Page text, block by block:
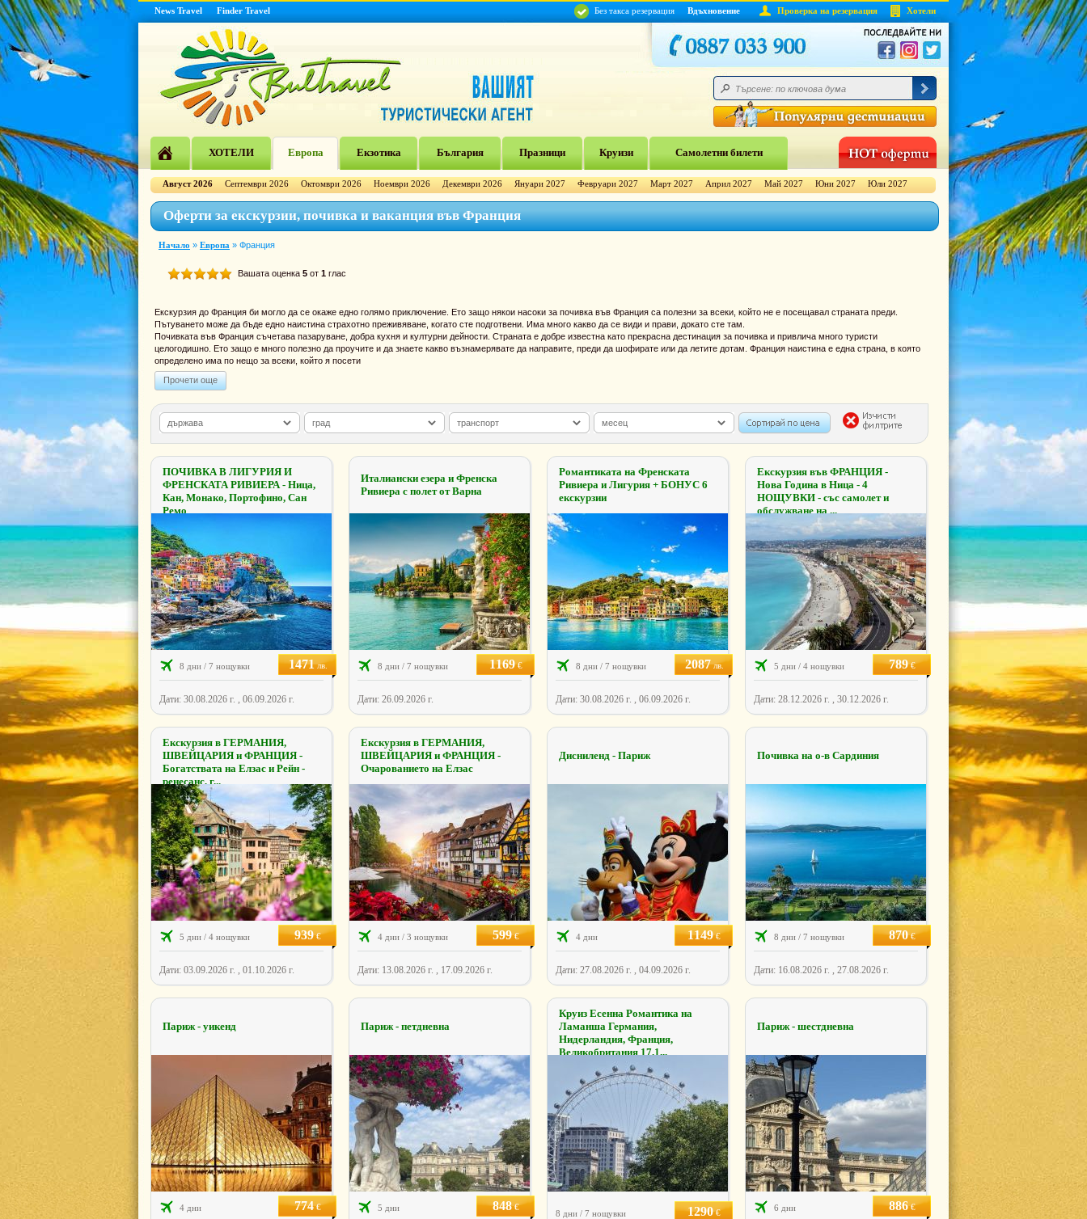
Без такса резервация Вдъхновение Проверка на резервация Хотели
News Travel Finder Travel
ХОТЕЛИ Европа Екзотика България Празници Круизи Самолетни билети
Август 2026 Септември 2026 Октомври 2026 Ноември 2026 Декември 2026 Януари 2027 Февруари 2027 Март 2027 Април 2027 Май 2027 Юни 2027 Юли 2027
Оферти за екскурзии, почивка и ваканция във Франция
Начало » Европа » Франция
Вашата оценка 5 от 1 глас
Екскурзия до Франция би могло да се окаже едно голямо приключение. Ето защо някои насоки за почивка във Франция са полезни за всеки, който не е посещавал страната преди.
Пътуването може да бъде едно наистина страхотно преживяване, когато сте подготвени. Има много какво да се види и прави, докато сте там.
Почивката във Франция съчетава пазаруване, добра кухня и културни дейности. Страната е добре известна като прекрасна дестинация за почивка и привлича много туристи
целогодишно. Ето защо е много полезно да проучите и да знаете какво възнамерявате да направите, преди да шофирате или да летите дотам. Франция наистина е една страна, в която
определено има по нещо за всеки, който я посети
Прочети още
ПОЧИВКА В ЛИГУРИЯ И
ФРЕНСКАТА РИВИЕРА - Ница,
Кан, Монако, Портофино, Сан
Ремо
8 дни / 7 нощувки 1471лв.
Дати: 30.08.2026 г. , 06.09.2026 г.
Италиански езера и Френска
Ривиера с полет от Варна
8 дни / 7 нощувки 1169€
Дати: 26.09.2026 г.
Романтиката на Френската
Ривиера и Лигурия + БОНУС 6
екскурзии
8 дни / 7 нощувки 2087лв.
Дати: 30.08.2026 г. , 06.09.2026 г.
Екскурзия във ФРАНЦИЯ -
Нова Година в Ница - 4
НОЩУВКИ - със самолет и
обслужване на ...
5 дни / 4 нощувки 789€
Дати: 28.12.2026 г. , 30.12.2026 г.
Екскурзия в ГЕРМАНИЯ,
ШВЕЙЦАРИЯ и ФРАНЦИЯ -
Богатствата на Елзас и Рейн -
ренесанс, г...
5 дни / 4 нощувки 939€
Дати: 03.09.2026 г. , 01.10.2026 г.
Екскурзия в ГЕРМАНИЯ,
ШВЕЙЦАРИЯ и ФРАНЦИЯ -
Очарованието на Елзас
4 дни / 3 нощувки 599€
Дати: 13.08.2026 г. , 17.09.2026 г.
Дисниленд - Париж
4 дни 1149€
Дати: 27.08.2026 г. , 04.09.2026 г.
Почивка на о-в Сардиния
8 дни / 7 нощувки 870€
Дати: 16.08.2026 г. , 27.08.2026 г.
Париж - уикенд
4 дни 774€
Париж - петдневна
5 дни 848€
Круиз Есенна Романтика на
Ламанша Германия,
Нидерландия, Франция,
Великобритания 17.1...
8 дни / 7 нощувки 1290€
Париж - шестдневна
6 дни 886€